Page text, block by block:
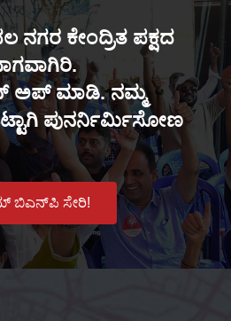
ನಗರ ಕೇಂದ್ರಿತ ಪಕ್ಷದ
ಅಪ್ ಮಾಡಿ. ನಮ್ಮ
ಪುನರ್ನಿರ್ಮಿಸೋಣ
ಬಿಎನ್‌ಪಿ ಸೇರಿ!